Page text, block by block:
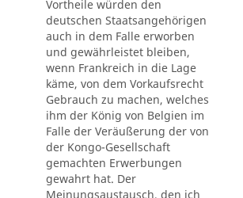
Vortheile würden den
deutschen Staatsangehörigen
auch in dem Falle erworben
und gewährleistet bleiben,
wenn Frankreich in die Lage
käme, von dem Vorkaufsrecht
Gebrauch zu machen, welches
ihm der König von Belgien im
Falle der Veräußerung der von
der Kongo-Gesellschaft
gemachten Erwerbungen
gewahrt hat. Der
Meinungsaustausch, den ich